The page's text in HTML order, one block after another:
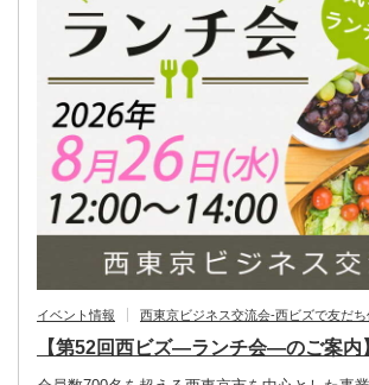
イベント情報 西東京ビジネス交流会-西ビズで友だち
【第52回西ビズ―ランチ会―のご案内